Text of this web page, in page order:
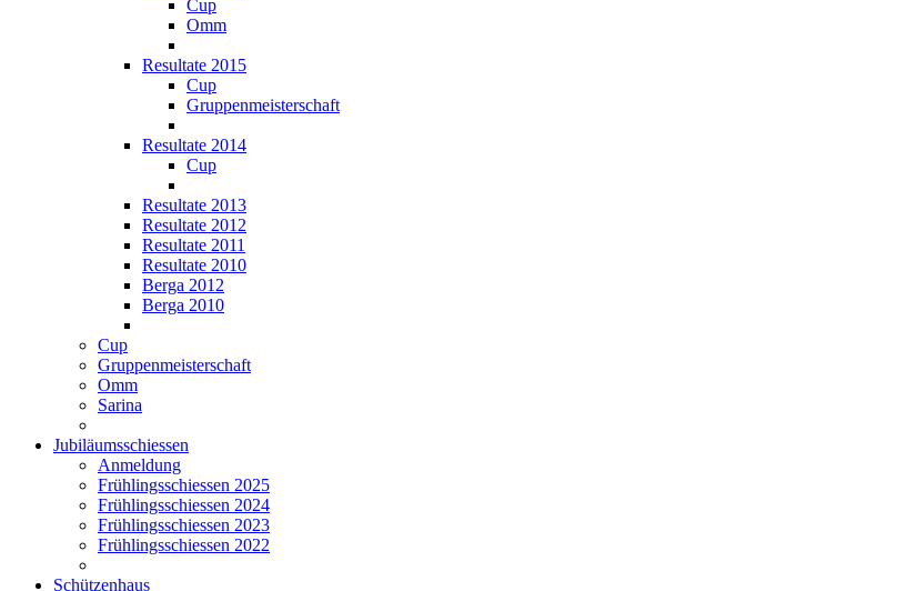
Cup
Omm
Resultate 2015
Cup
Gruppenmeisterschaft
Resultate 2014
Cup
Resultate 2013
Resultate 2012
Resultate 2011
Resultate 2010
Berga 2012
Berga 2010
Cup
Gruppenmeisterschaft
Omm
Sarina
Jubiläumsschiessen
Anmeldung
Frühlingsschiessen 2025
Frühlingsschiessen 2024
Frühlingsschiessen 2023
Frühlingsschiessen 2022
Schützenhaus